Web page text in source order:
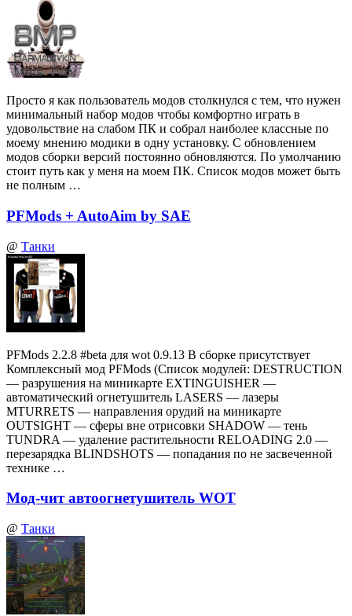
Просто я как пользователь модов столкнулся с тем, что нужен
минимальный набор модов чтобы комфортно играть в
удовольствие на слабом ПК и собрал наиболее классные по
моему мнению модики в одну установку. С обновлением
модов сборки версий постоянно обновляются. По умолчанию
стоит путь как у меня на моем ПК. Список модов может быть
не полным …
PFMods + AutoAim by SAE
@ Танки
PFMods 2.2.8 #beta для wot 0.9.13 В сборке присутствует
Комплексный мод PFMods (Список модулей: DESTRUCTION
— разрушения на миникарте EXTINGUISHER —
автоматический огнетушитель LASERS — лазеры
MTURRETS — направления орудий на миникарте
OUTSIGHT — сферы вне отрисовки SHADOW — тень
TUNDRA — удаление растительности RELOADING 2.0 —
перезарядка BLINDSHOTS — попадания по не засвеченной
технике …
Мод-чит автоогнетушитель WOT
@ Танки